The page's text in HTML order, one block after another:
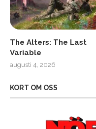
The Alters: The Last
Variable
augusti 4, 2026
KORT OM OSS